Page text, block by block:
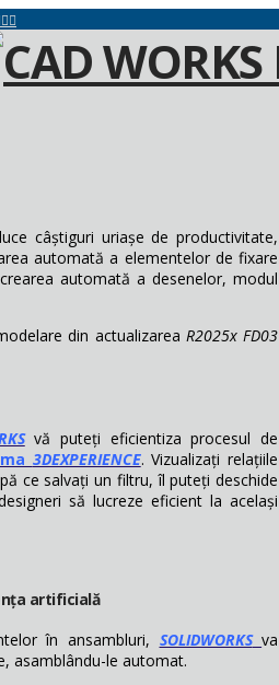
câștiguri uriașe de productivitate,
automată a elementelor de fixare
automată a desenelor, modul
din actualizarea R2025x FD03
vă puteți eficientiza procesul de
3DEXPERIENCE. Vizualizați relațiile
ce salvați un filtru, îl puteți deschide
să lucreze eficient la același
artificială
în ansambluri, SOLIDWORKS va
asamblându-le automat.